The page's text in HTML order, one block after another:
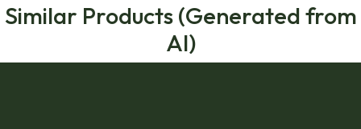
Similar Products (Generated from
AI)